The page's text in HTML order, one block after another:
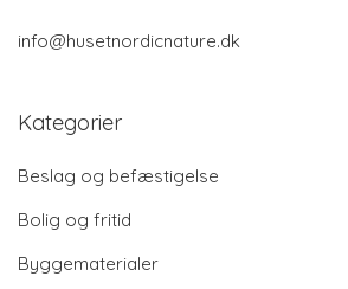
info@husetnordicnature.dk
Kategorier
Beslag og befæstigelse
Bolig og fritid
Byggematerialer